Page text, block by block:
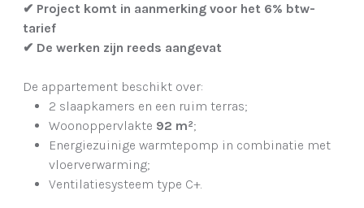
✔ Project komt in aanmerking voor het 6% btw-
tarief
✔ De werken zijn reeds aangevat
De appartement beschikt over:
2 slaapkamers en een ruim terras;
Woonoppervlakte 92 m²;
Energiezuinige warmtepomp in combinatie met
vloerverwarming;
Ventilatiesysteem type C+.